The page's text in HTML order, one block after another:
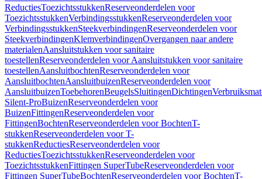
ReductiesToezichtsstukkenReserveonderdelen voor
ToezichtsstukkenVerbindingsstukkenReserveonderdelen voor
VerbindingsstukkenSteekverbindingenReserveonderdelen voor
SteekverbindingenKlemverbindingenOvergangen naar andere
materialenAansluitstukken voor sanitaire
toestellenReserveonderdelen voor Aansluitstukken voor sanitaire
toestellenAansluitbochtenReserveonderdelen voor
AansluitbochtenAansluitbuizenReserveonderdelen voor
AansluitbuizenToebehorenBeugelsSluitingenDichtingen
Silent-ProBuizenReserveonderdelen voor
BuizenFittingenReserveonderdelen voor
FittingenBochtenReserveonderdelen voor BochtenT-
stukkenReserveonderdelen voor T-
stukkenReductiesReserveonderdelen voor
ReductiesToezichtsstukkenReserveonderdelen voor
ToezichtsstukkenFittingen SuperTubeReserveonderdelen voor
Fittingen SuperTubeBochtenReserveonderdelen voor BochtenT-